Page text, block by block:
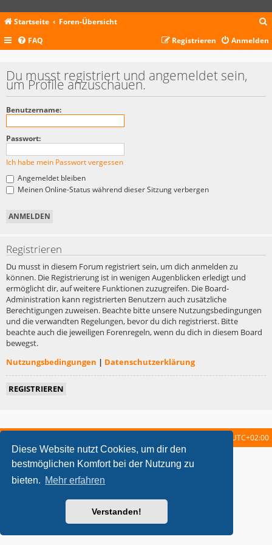
Diese Website nutzt Cookies, um dir den
bestmöglichen Komfort bei der Nutzung zu
bieten. Mehr erfahren
Verstanden!
Startseite Foren-Übersicht
c
FAQ Anmelden
Registrieren
Du musst registriert und angemeldet sein,
um Profile anzuschauen.
Benutzername:
Passwort:
Ich habe mein Passwort vergessen
Angemeldet bleiben
Meinen Online-Status während dieser Sitzung verbergen
Registrieren
Du musst in diesem Forum registriert sein, um dich anmelden zu
können. Die Registrierung ist in wenigen Augenblicken erledigt und
ermöglicht dir, auf weitere Funktionen zuzugreifen. Die Board-
Administration kann registrierten Benutzern auch zusätzliche
Berechtigungen zuweisen. Beachte bitte unsere Nutzungsbedingungen
und die verwandten Regelungen, bevor du dich registrierst. Bitte
beachte auch die jeweiligen Forenregeln, wenn du dich in diesem Board
bewegst.
Nutzungsbedingungen | Datenschutzerklärung
REGISTRIEREN
UTC+02:00
metrolike style by Eric Seguin Updated for phpBB3.2 by
Powered byphpBB ® Forum Software © phpBB Limited
Deutsche Übersetzung durch